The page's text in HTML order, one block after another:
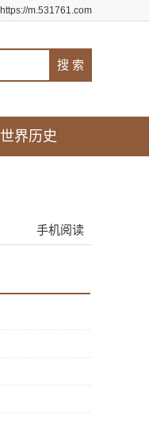
https://m.531761.com
世界历史
手机阅读